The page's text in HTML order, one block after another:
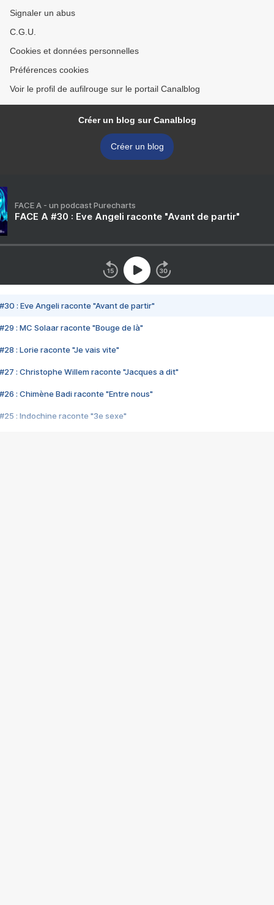
Signaler un abus
C.G.U.
Cookies et données personnelles
Préférences cookies
Voir le profil de aufilrouge sur le portail Canalblog
Créer un blog sur Canalblog
Créer un blog
FACE A - un podcast Purecharts
FACE A #30 : Eve Angeli raconte "Avant de partir"
#30 : Eve Angeli raconte "Avant de partir"
#29 : MC Solaar raconte "Bouge de là"
#28 : Lorie raconte "Je vais vite"
#27 : Christophe Willem raconte "Jacques a dit"
#26 : Chimène Badi raconte "Entre nous"
#25 : Indochine raconte "3e sexe"